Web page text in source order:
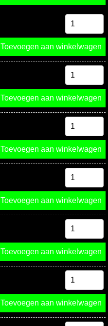
Toevoegen aan winkelwagen
Toevoegen aan winkelwagen
Toevoegen aan winkelwagen
Toevoegen aan winkelwagen
Toevoegen aan winkelwagen
Toevoegen aan winkelwagen